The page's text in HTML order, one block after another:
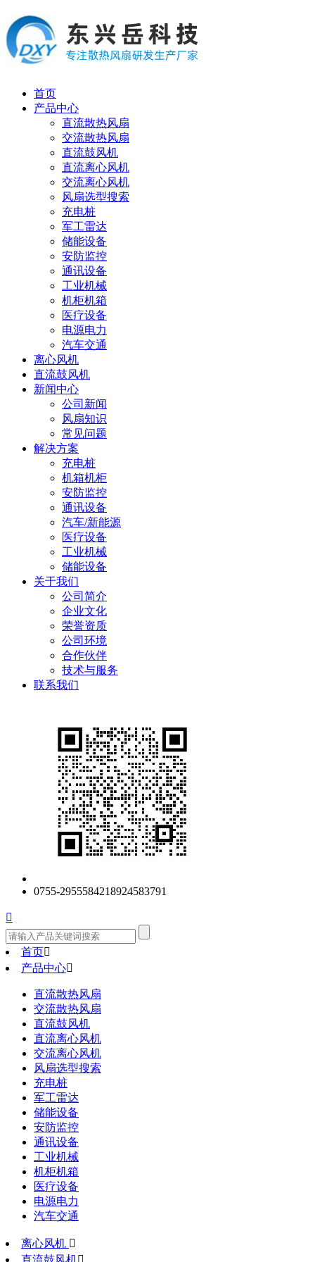
首页
产品中心
直流散热风扇
交流散热风扇
直流鼓风机
直流离心风机
交流离心风机
风扇选型搜索
充电桩
军工雷达
储能设备
安防监控
通讯设备
工业机械
机柜机箱
医疗设备
电源电力
汽车交通
离心风机
直流鼓风机
新闻中心
公司新闻
风扇知识
常见问题
解决方案
充电桩
机箱机柜
安防监控
通讯设备
汽车/新能源
医疗设备
工业机械
储能设备
关于我们
公司简介
企业文化
荣誉资质
公司环境
合作伙伴
技术与服务
联系我们
0755-2955584218924583791

首页
产品中心
直流散热风扇
交流散热风扇
直流鼓风机
直流离心风机
交流离心风机
风扇选型搜索
充电桩
军工雷达
储能设备
安防监控
通讯设备
工业机械
机柜机箱
医疗设备
电源电力
汽车交通
离心风机 
直流鼓风机 